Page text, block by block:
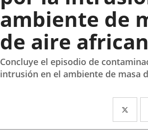
ambiente de
de aire
Concluye el episodio de
intrusión en el ambiente de masa
a